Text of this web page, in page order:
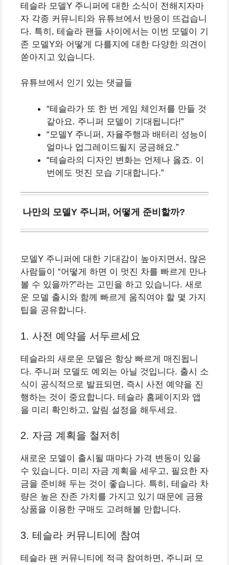
테슬라 모델Y 주니퍼에 대한 소식이 전해지자마
자 각종 커뮤니티와 유튜브에서 반응이 뜨겁습니
다. 특히, 테슬라 팬들 사이에서는 이번 모델이 기
존 모델Y와 어떻게 다를지에 대한 다양한 의견이
쏟아지고 있습니다.
유튜브에서 인기 있는 댓글들
“테슬라가 또 한 번 게임 체인저를 만들 것
같아요. 주니퍼 모델이 기대됩니다!”
“모델Y 주니퍼, 자율주행과 배터리 성능이
얼마나 업그레이드될지 궁금해요.”
“테슬라의 디자인 변화는 언제나 옳죠. 이
번에도 멋진 모습 기대합니다.”
나만의 모델Y 주니퍼, 어떻게 준비할까?
모델Y 주니퍼에 대한 기대감이 높아지면서, 많은
사람들이 “어떻게 하면 이 멋진 차를 빠르게 만나
볼 수 있을까?”라는 고민을 하고 있습니다. 새로
운 모델 출시와 함께 빠르게 움직여야 할 몇 가지
팁을 공유합니다.
1. 사전 예약을 서두르세요
테슬라의 새로운 모델은 항상 빠르게 매진됩니
다. 주니퍼 모델도 예외는 아닐 것입니다. 출시 소
식이 공식적으로 발표되면, 즉시 사전 예약을 진
행하는 것이 중요합니다. 테슬라 홈페이지와 앱
을 미리 확인하고, 알림 설정을 해두세요.
2. 자금 계획을 철저히
새로운 모델이 출시될 때마다 가격 변동이 있을
수 있습니다. 미리 자금 계획을 세우고, 필요한 자
금을 준비해 두는 것이 좋습니다. 특히, 테슬라 차
량은 높은 잔존 가치를 가지고 있기 때문에 금융
상품을 이용한 구매도 고려해볼 만합니다.
3. 테슬라 커뮤니티에 참여
테슬라 팬 커뮤니티에 적극 참여하면, 주니퍼 모